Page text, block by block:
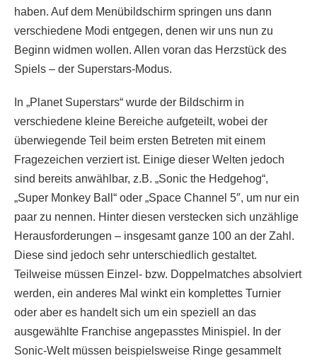
haben. Auf dem Menübildschirm springen uns dann
verschiedene Modi entgegen, denen wir uns nun zu
Beginn widmen wollen. Allen voran das Herzstück des
Spiels – der Superstars-Modus.
In „Planet Superstars“ wurde der Bildschirm in
verschiedene kleine Bereiche aufgeteilt, wobei der
überwiegende Teil beim ersten Betreten mit einem
Fragezeichen verziert ist. Einige dieser Welten jedoch
sind bereits anwählbar, z.B. „Sonic the Hedgehog“,
„Super Monkey Ball“ oder „Space Channel 5″, um nur ein
paar zu nennen. Hinter diesen verstecken sich unzählige
Herausforderungen – insgesamt ganze 100 an der Zahl.
Diese sind jedoch sehr unterschiedlich gestaltet.
Teilweise müssen Einzel- bzw. Doppelmatches absolviert
werden, ein anderes Mal winkt ein komplettes Turnier
oder aber es handelt sich um ein speziell an das
ausgewählte Franchise angepasstes Minispiel. In der
Sonic-Welt müssen beispielsweise Ringe gesammelt